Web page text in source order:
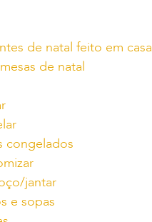
de natal feito em casa
de natal
congelados
jantar
e sopas